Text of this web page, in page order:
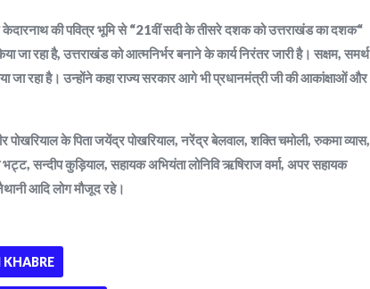
केदारनाथ की पवित्र भूमि से “21वीं सदी के तीसरे दशक को उत्तराखंड का दशक“
जा रहा है, उत्तराखंड को आत्मनिर्भर बनाने के कार्य निरंतर जारी है। सक्षम, समर्थ
जा रहा है। उन्होंने कहा राज्य सरकार आगे भी प्रधानमंत्री जी की आकांक्षाओं और
पोखरियाल के पिता जयेंद्र पोखरियाल, नरेंद्र बेलवाल, शक्ति चमोली, रुकमा व्यास,
सन्दीप कुड़ियाल, सहायक अभियंता लोनिवि ऋषिराज वर्मा, अपर सहायक
आदि लोग मौजूद रहे।